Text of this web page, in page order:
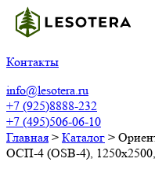
Контакты
info@lesotera.ru
+7 (925)8888-232
+7 (495)506-06-10
Главная > Каталог >
ОСП-4 (OSB-4),